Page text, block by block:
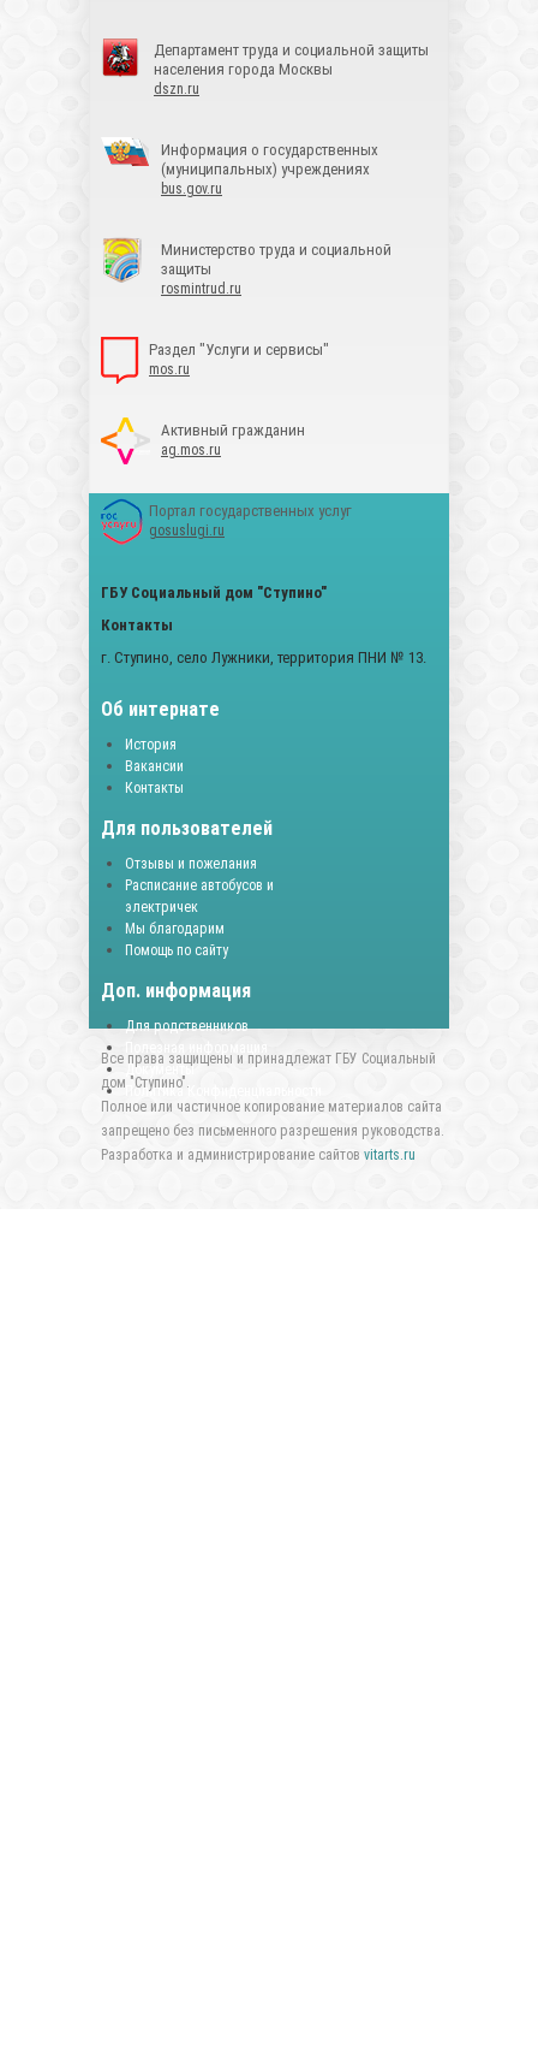
Департамент труда и социальной защиты
населения города Москвы
dszn.ru
Информация о государственных
(муниципальных) учреждениях
bus.gov.ru
Министерство труда и социальной
защиты
rosmintrud.ru
Раздел "Услуги и сервисы"
mos.ru
Активный гражданин
ag.mos.ru
Портал государственных услуг
gosuslugi.ru
ГБУ Социальный дом "Ступино"
Контакты
г. Ступино, село Лужники, территория ПНИ № 13.
Об интернате
История
Вакансии
Контакты
Для пользователей
Отзывы и пожелания
Расписание автобусов и
электричек
Мы благодарим
Помощь по сайту
Доп. информация
Для родственников
Документы
Политика Конфиденциальности
Все права защищены и принадлежат ГБУ Социальный
дом "Ступино".
Полное или частичное копирование материалов сайта
запрещено без письменного разрешения руководства.
Разработка и администрирование сайтов vitarts.ru